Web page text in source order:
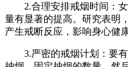
2.合理安排戒烟时间：
量有显著的提高。研究表明
产生戒断反应，影响身心健康
3.严密的戒烟计划：要